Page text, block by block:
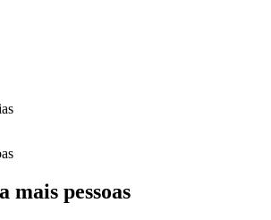
mais pessoas